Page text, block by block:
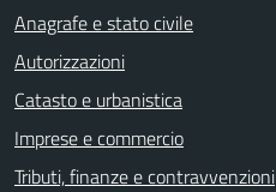
Anagrafe e stato civile
Autorizzazioni
Catasto e urbanistica
Imprese e commercio
Tributi, finanze e contravvenzioni